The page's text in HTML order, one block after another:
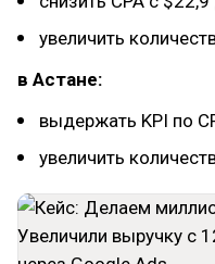
увеличить
в Астане:
выдержать KPI по
увеличить